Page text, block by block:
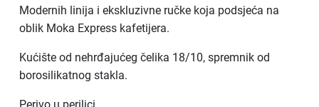
Modernih linija i ekskluzivne ručke koja podsjeća na
oblik Moka Express kafetijera.
Kućište od nehrđajućeg čelika 18/10, spremnik od
borosilikatnog stakla.
Perivo u perilici.